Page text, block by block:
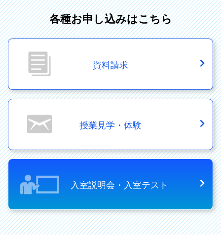
各種お申し込みはこちら
資料請求
授業見学・体験
入室説明会・入室テスト